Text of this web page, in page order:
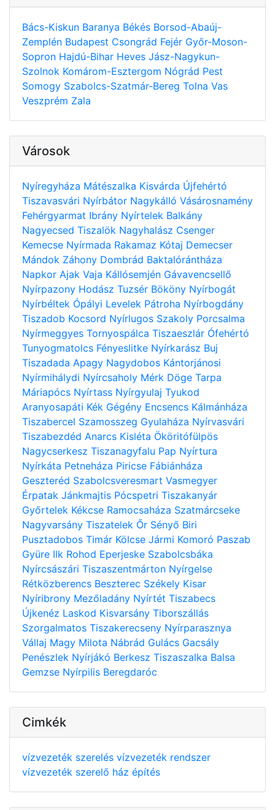
Bács-Kiskun Baranya Békés Borsod-Abaúj-
Zemplén Budapest Csongrád Fejér Győr-Moson-
Sopron Hajdú-Bihar Heves Jász-Nagykun-
Szolnok Komárom-Esztergom Nógrád Pest
Somogy Szabolcs-Szatmár-Bereg Tolna Vas
Veszprém Zala
Városok
Nyíregyháza Mátészalka Kisvárda Újfehértó
Tiszavasvári Nyírbátor Nagykálló Vásárosnamény
Fehérgyarmat Ibrány Nyírtelek Balkány
Nagyecsed Tiszalök Nagyhalász Csenger
Kemecse Nyírmada Rakamaz Kótaj Demecser
Mándok Záhony Dombrád Baktalórántháza
Napkor Ajak Vaja Kállósemjén Gávavencsellő
Nyírpazony Hodász Tuzsér Bököny Nyírbogát
Nyírbéltek Ópályi Levelek Pátroha Nyírbogdány
Tiszadob Kocsord Nyírlugos Szakoly Porcsalma
Nyírmeggyes Tornyospálca Tiszaeszlár Ófehértó
Tunyogmatolcs Fényeslitke Nyírkarász Buj
Tiszadada Apagy Nagydobos Kántorjánosi
Nyírmihálydi Nyírcsaholy Mérk Döge Tarpa
Máriapócs Nyírtass Nyírgyulaj Tyukod
Aranyosapáti Kék Gégény Encsencs Kálmánháza
Tiszabercel Szamosszeg Gyulaháza Nyírvasvári
Tiszabezdéd Anarcs Kisléta Ököritófülpös
Nagycserkesz Tiszanagyfalu Pap Nyírtura
Nyírkáta Petneháza Piricse Fábiánháza
Geszteréd Szabolcsveresmart Vasmegyer
Érpatak Jánkmajtis Pócspetri Tiszakanyár
Győrtelek Kékcse Ramocsaháza Szatmárcseke
Nagyvarsány Tiszatelek Őr Sényő Biri
Pusztadobos Timár Kölcse Jármi Komoró Paszab
Gyüre Ilk Rohod Eperjeske Szabolcsbáka
Nyírcsászári Tiszaszentmárton Nyírgelse
Rétközberencs Beszterec Székely Kisar
Nyíribrony Mezőladány Nyírtét Tiszabecs
Újkenéz Laskod Kisvarsány Tiborszállás
Szorgalmatos Tiszakerecseny Nyírparasznya
Vállaj Magy Milota Nábrád Gulács Gacsály
Penészlek Nyírjákó Berkesz Tiszaszalka Balsa
Gemzse Nyírpilis Beregdaróc
Cimkék
vízvezeték szerelés vízvezeték rendszer
vízvezeték szerelő ház építés